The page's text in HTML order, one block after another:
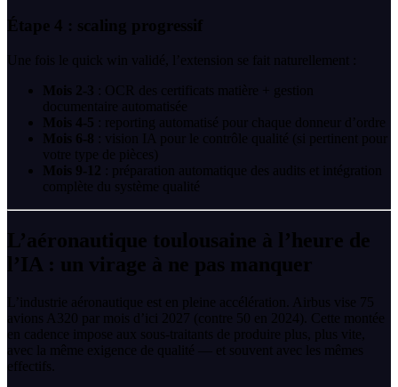
Étape 4 : scaling progressif
Une fois le quick win validé, l’extension se fait naturellement :
Mois 2-3 : OCR des certificats matière + gestion
documentaire automatisée
Mois 4-5 : reporting automatisé pour chaque donneur d’ordre
Mois 6-8 : vision IA pour le contrôle qualité (si pertinent pour
votre type de pièces)
Mois 9-12 : préparation automatique des audits et intégration
complète du système qualité
L’aéronautique toulousaine à l’heure de
l’IA : un virage à ne pas manquer
L’industrie aéronautique est en pleine accélération. Airbus vise 75
avions A320 par mois d’ici 2027 (contre 50 en 2024). Cette montée
en cadence impose aux sous-traitants de produire plus, plus vite,
avec la même exigence de qualité — et souvent avec les mêmes
effectifs.